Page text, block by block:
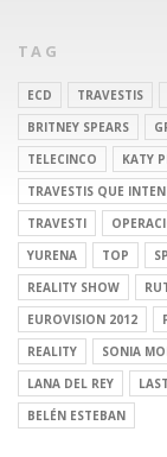
TAG
ECD TRAVESTIS
BRITNEY SPEARS
TELECINCO
KATY
TRAVESTIS QUE
TRAVESTI
YURENA
TOP
REALITY SHOW
EUROVISION 2012
REALITY
SONIA
LANA DEL REY
BELÉN ESTEBAN